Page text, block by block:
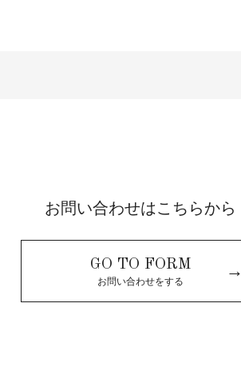
お問い合わせはこちらから
GO TO FORM
お問い合わせをする
→